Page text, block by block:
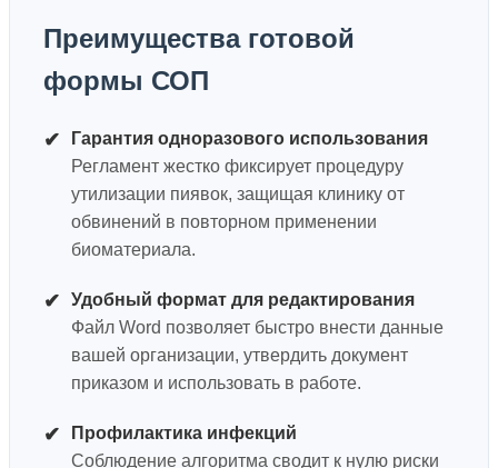
Преимущества готовой
формы СОП
✔
Гарантия одноразового использования
Регламент жестко фиксирует процедуру
утилизации пиявок, защищая клинику от
обвинений в повторном применении
биоматериала.
✔
Удобный формат для редактирования
Файл Word позволяет быстро внести данные
вашей организации, утвердить документ
приказом и использовать в работе.
✔
Профилактика инфекций
Соблюдение алгоритма сводит к нулю риски